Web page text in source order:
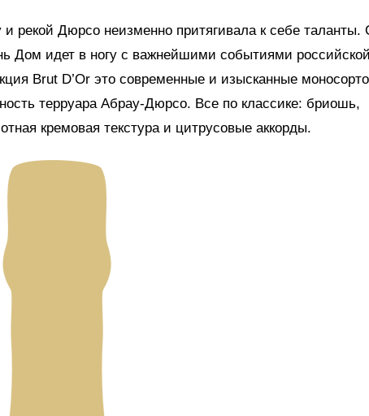
рекой Дюрсо неизменно притягивала к себе таланты.
Дом идет в ногу с важнейшими событиями российской
Brut D’Or это современные и изысканные
терруара Абрау-Дюрсо. Все по классике: бриошь,
кремовая текстура и цитрусовые аккорды.